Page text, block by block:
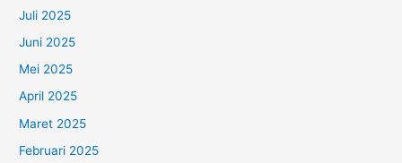
Juli 2025
Juni 2025
Mei 2025
April 2025
Maret 2025
Februari 2025